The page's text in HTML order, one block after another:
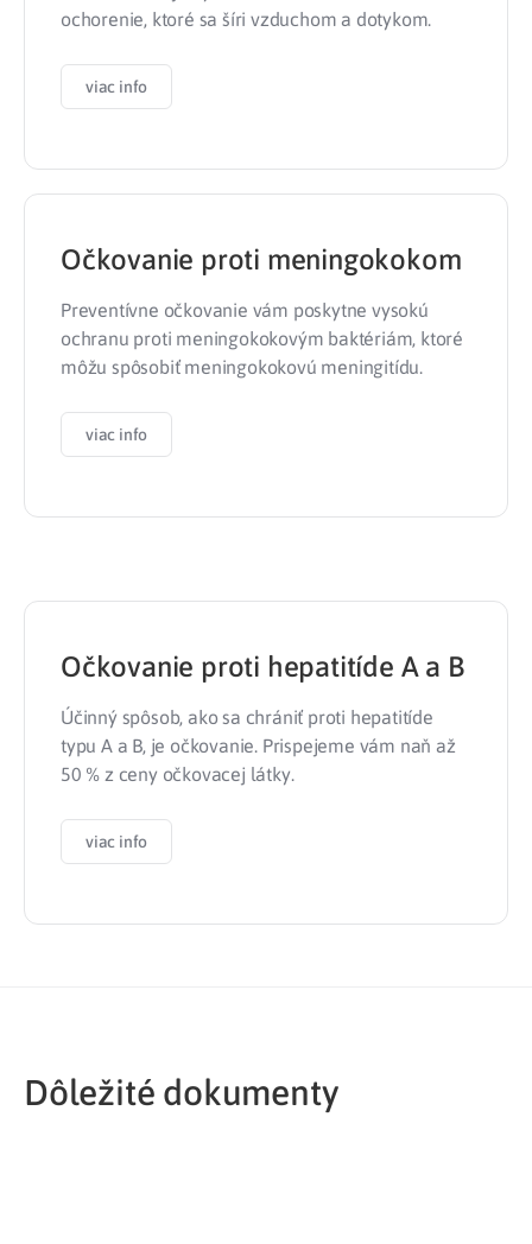
ochorenie, ktoré sa šíri vzduchom a dotykom.
viac info
Očkovanie proti meningokokom
Preventívne očkovanie vám poskytne vysokú
ochranu proti meningokokovým baktériám, ktoré
môžu spôsobiť meningokokovú meningitídu.
viac info
Očkovanie proti hepatitíde A a B
Účinný spôsob, ako sa chrániť proti hepatitíde
typu A a B, je očkovanie. Prispejeme vám naň až
50 % z ceny očkovacej látky.
viac info
Dôležité dokumenty